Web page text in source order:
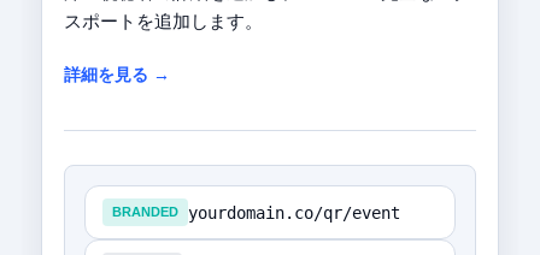
スポートを追加します。
詳細を見る →
BRANDED yourdomain.co/qr/event